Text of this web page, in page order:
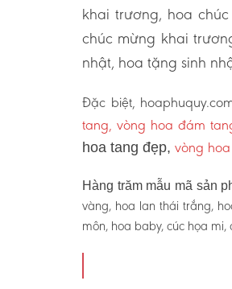
khai trương, hoa
chúc mừng khai
nhật, hoa tặng sinh
Đặc biệt,
tang, vòng hoa đám
hoa tang đẹp, vòng
Hàng trăm mẫu mã sản
vàng, hoa lan thái trắng,
môn, hoa baby, cúc họa mi,